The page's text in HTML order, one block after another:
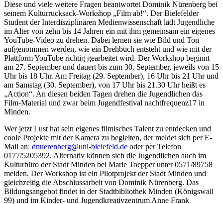
Diese und viele weitere Fragen beantwortet Dominik Nürenberg bei
seinem Kulturrucksack-Workshop „Film ab!“. Der Bielefelder
Student der Interdisziplinären Medienwissenschaft lädt Jugendliche
im Alter von zehn bis 14 Jahren ein mit ihm gemeinsam ein eigenes
YouTube-Video zu drehen. Dabei lernen sie wie Bild und Ton
aufgenommen werden, wie ein Drehbuch entsteht und wie mit der
Plattform YouTube richtig gearbeitet wird. Der Workshop beginnt
am 27. September und dauert bis zum 30. September, jeweils von 15
Uhr bis 18 Uhr. Am Freitag (29. September), 16 Uhr bis 21 Uhr und
am Samstag (30. September), von 17 Uhr bis 21.30 Uhr heißt es
„Action“. An diesen beiden Tagen drehen die Jugendlichen das
Film-Material und zwar beim Jugendfestival nachtfrequenz17 in
Minden.
Wer jetzt Lust hat sein eigenes filmisches Talent zu entdecken und
coole Projekte mit der Kamera zu begleiten, der meldet sich per E-
Mail an: dnuerenberg@uni-bielefeld.de oder per Telefon
0177/5205392. Alternativ können sich die Jugendlichen auch im
Kulturbüro der Stadt Minden bei Marie Toepper unter 0571/89758
melden. Der Workshop ist ein Pilotprojekt der Stadt Minden und
gleichzeitig die Abschlussarbeit von Dominik Nürenberg. Das
Bildungsangebot findet in der Stadtbibliothek Minden (Königswall
99) und im Kinder- und Jugendkreativzentrum Anne Frank